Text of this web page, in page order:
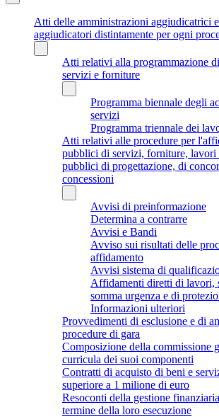
Atti delle amministrazioni aggiudicatrici
aggiudicatori distintamente per ogni
Atti relativi alla programmazione
servizi e forniture
Programma biennale degli
servizi
Programma triennale dei
Atti relativi alle procedure per
pubblici di servizi, forniture, lavori
pubblici di progettazione, di
concessioni
Avvisi di preinformazione
Determina a contrarre
Avvisi e Bandi
Avviso sui risultati delle
affidamento
Avvisi sistema di
Affidamenti diretti di lavori,
somma urgenza e di
Informazioni ulteriori
Provvedimenti di esclusione e di
procedure di gara
Composizione della commissione
curricula dei suoi componenti
Contratti di acquisto di beni e
superiore a 1 milione di euro
Resoconti della gestione
termine della loro esecuzione